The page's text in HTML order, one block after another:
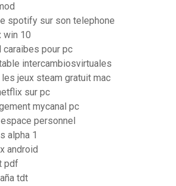
spotify sur son telephone
win 10
caraibes pour pc
intercambiosvirtuales
jeux steam gratuit mac
sur pc
mycanal pc
personnel
alpha 1
android
pdf
tdt